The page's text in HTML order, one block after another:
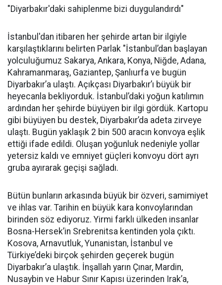
"Diyarbakır'daki sahiplenme bizi duygulandırdı"
İstanbul'dan itibaren her şehirde artan bir ilgiyle
karşılaştıklarını belirten Parlak "İstanbul’dan başlayan
yolculuğumuz Sakarya, Ankara, Konya, Niğde, Adana,
Kahramanmaraş, Gaziantep, Şanlıurfa ve bugün
Diyarbakır’a ulaştı. Açıkçası Diyarbakır’ı büyük bir
heyecanla bekliyorduk. İstanbul’daki yoğun katılımın
ardından her şehirde büyüyen bir ilgi gördük. Kartopu
gibi büyüyen bu destek, Diyarbakır’da adeta zirveye
ulaştı. Bugün yaklaşık 2 bin 500 aracın konvoya eşlik
ettiği ifade edildi. Oluşan yoğunluk nedeniyle yollar
yetersiz kaldı ve emniyet güçleri konvoyu dört ayrı
gruba ayırarak geçişi sağladı.
Bütün bunların arkasında büyük bir özveri, samimiyet
ve ihlas var. Tarihin en büyük kara konvoylarından
birinden söz ediyoruz. Yirmi farklı ülkeden insanlar
Bosna-Hersek’in Srebrenitsa kentinden yola çıktı.
Kosova, Arnavutluk, Yunanistan, İstanbul ve
Türkiye’deki birçok şehirden geçerek bugün
Diyarbakır’a ulaştık. İnşallah yarın Çınar, Mardin,
Nusaybin ve Habur Sınır Kapısı üzerinden Irak’a,